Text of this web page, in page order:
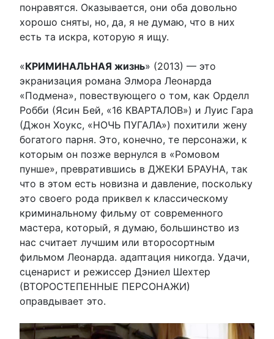
понравятся. Оказывается, они оба довольно
хорошо сняты, но, да, я не думаю, что в них
есть та искра, которую я ищу.
«КРИМИНАЛЬНАЯ жизнь» (2013) — это
экранизация романа Элмора Леонарда
«Подмена», повествующего о том, как Орделл
Робби (Ясин Бей, «16 КВАРТАЛОВ») и Луис Гара
(Джон Хоукс, «НОЧЬ ПУГАЛА») похитили жену
богатого парня. Это, конечно, те персонажи, к
которым он позже вернулся в «Ромовом
пунше», превратившись в ДЖЕКИ БРАУНА, так
что в этом есть новизна и давление, поскольку
это своего рода приквел к классическому
криминальному фильму от современного
мастера, который, я думаю, большинство из
нас считает лучшим или второсортным
фильмом Леонарда. адаптация никогда. Удачи,
сценарист и режиссер Дэниел Шехтер
(ВТОРОСТЕПЕННЫЕ ПЕРСОНАЖИ)
оправдывает это.